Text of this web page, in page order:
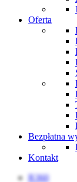
Oferta
Bezpłatna
Kontakt
R360